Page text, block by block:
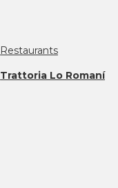
Restaurants
Trattoria Lo Romaní